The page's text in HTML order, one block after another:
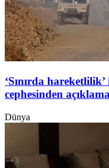
‘Sınırda
cephesinden açıklama
Dünya